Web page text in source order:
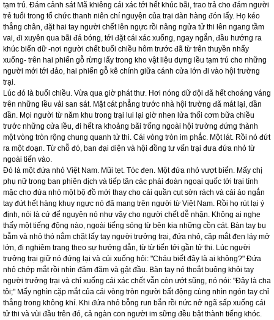
tạm trú. Đám cảnh sát Mã khiêng cái xác tới hết khúc bãi, trao trả cho đám người
trẻ tuổi trong tổ chức thanh niên chí nguyện của trại dàn hàng đón lấy. Họ kéo
thẳng chân, đặt hai tay người chết lên ngực rồi nâng ngửa tử thi lên ngang tầm
vai, đi xuyên qua bãi đá bóng, tới đặt cái xác xuống, ngay ngắn, đầu hướng ra
khúc biển dữ -nơi người chết buổi chiều hôm trước đã từ trên thuyền nhẩy
xuống- trên hai phiến gỗ rừng lấy trong kho vật liệu dựng lều tạm trú cho những
người mới tới đảo, hai phiến gỗ kê chính giữa cánh cửa lớn đi vào hội trường
trại.
Lúc đó là buổi chiều. Vừa qua giờ phát thư. Hơi nóng dữ dội đã hết choáng váng
trên những lều vải san sát. Mặt cát phẳng trước nhà hội trường đã mát lại, dần
dần. Mọi người từ năm khu trong trại lui lại giờ nhen lửa thổi cơm bữa chiều
trước những cửa lều, đi hết ra khoảng bãi trống ngoài hội trường đứng thành
một vòng tròn rộng chung quanh tử thi. Cái vòng tròn im phắc. Một lát. Rồi nó đứt
ra một đoạn. Từ chỗ đó, ban đại diện và hội đồng tư vấn trại đưa đứa nhỏ từ
ngoài tiến vào.
Đó là một đứa nhỏ Việt Nam. Mũi tẹt. Tóc đen. Một đứa nhỏ vượt biển. Mấy chị
phụ nữ trong ban phiên dịch và tiếp tân các phái đoàn ngoại quốc tới trại tính
mặc cho đứa nhỏ một bộ đồ mới thay cho cái quần cụt sờn rách và cái áo ngắn
tay đứt hết hàng khuy ngực nó đã mang trên người từ Việt Nam. Rồi họ rút lại ý
định, nói là cứ để nguyên nó như vậy cho người chết dễ nhận. Không ai nghe
thấy một tiếng động nào, ngoài tiếng sóng từ bên kia những cồn cát. Bàn tay bụ
bẫm và nhỏ thó nắm chặt lấy tay người trưởng trại, đứa nhỏ, cặp mắt đen láy mở
lớn, đi nghiêm trang theo sự hướng dẫn, từ từ tiến tới gần tử thi. Lúc người
trưởng trại giữ nó đứng lại và cúi xuống hỏi: "Cháu biết đây là ai không?" Đứa
nhỏ chớp mắt rồi nhìn đăm đăm và gật đầu. Bàn tay nó thoắt buông khỏi tay
người trưởng trại và chỉ xuống cái xác chết vẫn còn ướt sũng, nó nói: "Đây là cha
tôi;" Mấy nghìn cặp mắt của cái vòng tròn người bất động cùng nhìn ngón tay chỉ
thẳng trong không khí. Khi đứa nhỏ bỗng run bắn rồi nức nở ngã sấp xuống cái
tử thi và vùi đầu trên đó, cả ngàn con người im sững đều bật thành tiếng khóc.